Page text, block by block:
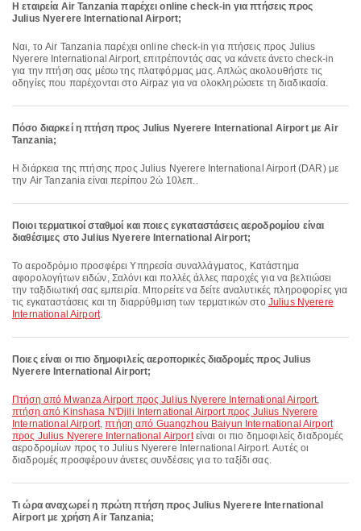
Η εταιρεία Air Tanzania παρέχει online check-in για πτήσεις προς
Julius Nyerere International Airport;
Ναι, το Air Tanzania παρέχει online check-in για πτήσεις προς Julius
Nyerere International Airport, επιτρέποντάς σας να κάνετε άνετο check-in
για την πτήση σας μέσω της πλατφόρμας μας. Απλώς ακολουθήστε τις
οδηγίες που παρέχονται στο Airpaz για να ολοκληρώσετε τη διαδικασία.
Πόσο διαρκεί η πτήση προς Julius Nyerere International Airport με Air
Tanzania;
Η διάρκεια της πτήσης προς Julius Nyerere International Airport (DAR) με
την Air Tanzania είναι περίπου 2ώ 10λεπ..
Ποιοι τερματικοί σταθμοί και ποιες εγκαταστάσεις αεροδρομίου είναι
διαθέσιμες στο Julius Nyerere International Airport;
Το αεροδρόμιο προσφέρει Υπηρεσία συναλλάγματος, Κατάστημα
αφορολογήτων ειδών, Σαλόνι και πολλές άλλες παροχές για να βελτιώσει
την ταξιδιωτική σας εμπειρία. Μπορείτε να δείτε αναλυτικές πληροφορίες για
τις εγκαταστάσεις και τη διαρρύθμιση των τερματικών στο Julius Nyerere
International Airport.
Ποιες είναι οι πιο δημοφιλείς αεροπορικές διαδρομές προς Julius
Nyerere International Airport;
πτήση από Mwanza Airport προς Julius Nyerere International Airport,
πτήση από Kinshasa N'Djili International Airport προς Julius Nyerere
International Airport,πτήση από Guangzhou Baiyun International Airport
προς Julius Nyerere International Airportείναι οι πιο δημοφιλείς διαδρομές
αεροδρομίων προς το Julius Nyerere International Airport. Αυτές οι
διαδρομές προσφέρουν άνετες συνδέσεις για το ταξίδι σας.
Τι ώρα αναχωρεί η πρώτη πτήση προς Julius Nyerere International
Airport με χρήση Air Tanzania;